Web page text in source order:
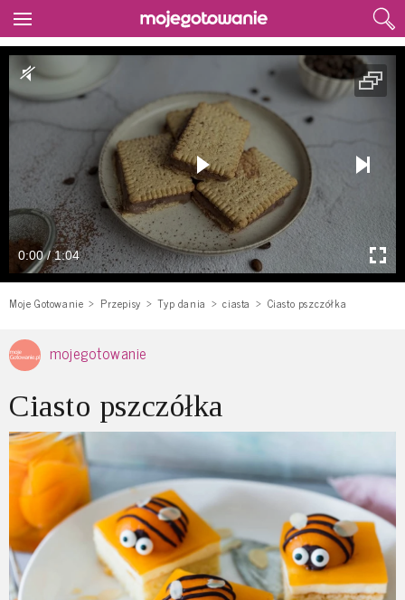
0:00 / 1:04
Moje Gotowanie Przepisy Typ dania ciasta Ciasto pszczółka
mojegotowanie
Ciasto pszczółka